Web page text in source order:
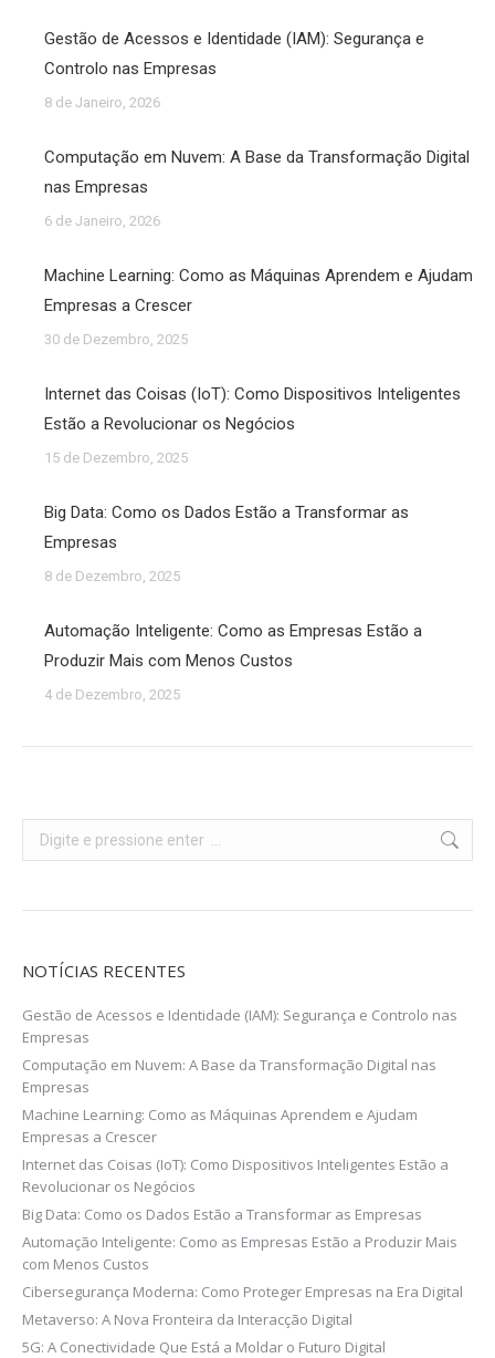
Gestão de Acessos e Identidade (IAM): Segurança e
Controlo nas Empresas
8 de Janeiro, 2026
Computação em Nuvem: A Base da Transformação Digital
nas Empresas
6 de Janeiro, 2026
Machine Learning: Como as Máquinas Aprendem e Ajudam
Empresas a Crescer
30 de Dezembro, 2025
Internet das Coisas (IoT): Como Dispositivos Inteligentes
Estão a Revolucionar os Negócios
15 de Dezembro, 2025
Big Data: Como os Dados Estão a Transformar as
Empresas
8 de Dezembro, 2025
Automação Inteligente: Como as Empresas Estão a
Produzir Mais com Menos Custos
4 de Dezembro, 2025
Search:
NOTÍCIAS RECENTES
Gestão de Acessos e Identidade (IAM): Segurança e Controlo nas
Empresas
Computação em Nuvem: A Base da Transformação Digital nas
Empresas
Machine Learning: Como as Máquinas Aprendem e Ajudam
Empresas a Crescer
Internet das Coisas (IoT): Como Dispositivos Inteligentes Estão a
Revolucionar os Negócios
Big Data: Como os Dados Estão a Transformar as Empresas
Automação Inteligente: Como as Empresas Estão a Produzir Mais
com Menos Custos
Cibersegurança Moderna: Como Proteger Empresas na Era Digital
Metaverso: A Nova Fronteira da Interacção Digital
5G: A Conectividade Que Está a Moldar o Futuro Digital